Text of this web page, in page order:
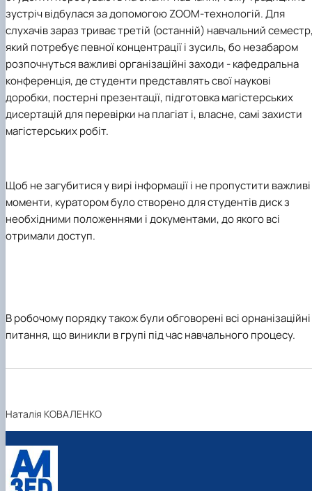
зустріч відбулася за допомогою ZOOM-технологій. Для
слухачів зараз триває третій (останній) навчальний
який потребує певної концентрації і зусиль, бо незабаром
розпочнуться важливі організаційні заходи - кафедральна
конференція, де студенти представлять свої наукові
доробки, постерні презентації, підготовка магістерських
дисертацій для перевірки на плагіат і, власне, самі захисти
магістерських робіт.
Щоб не загубитися у вирі інформації і не пропустити важливі
моменти, куратором було створено для студентів диск з
необхідними положеннями і документами, до якого всі
отримали доступ.
В робочому порядку також були обговорені всі орнанізаційні
питання, що виникли в групі під час навчального процесу.
Наталія КОВАЛЕНКО